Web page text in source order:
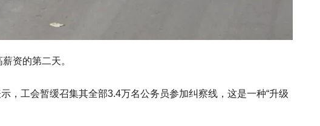
资的第二天。
，工会暂缓召集其全部3.4万名公务员参加纠察线，这是一种“升级